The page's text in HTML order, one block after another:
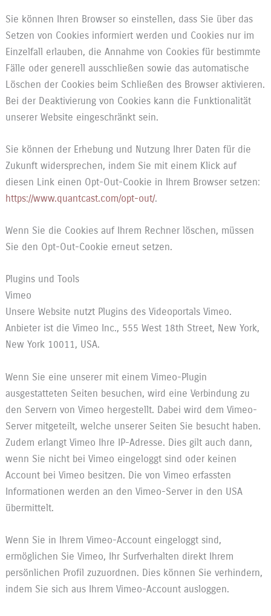
Sie können Ihren Browser so einstellen, dass Sie über das
Setzen von Cookies informiert werden und Cookies nur im
Einzelfall erlauben, die Annahme von Cookies für bestimmte
Fälle oder generell ausschließen sowie das automatische
Löschen der Cookies beim Schließen des Browser aktivieren.
Bei der Deaktivierung von Cookies kann die Funktionalität
unserer Website eingeschränkt sein.
Sie können der Erhebung und Nutzung Ihrer Daten für die
Zukunft widersprechen, indem Sie mit einem Klick auf
diesen Link einen Opt-Out-Cookie in Ihrem Browser setzen:
https://www.quantcast.com/opt-out/.
Wenn Sie die Cookies auf Ihrem Rechner löschen, müssen
Sie den Opt-Out-Cookie erneut setzen.
Plugins und Tools
Vimeo
Unsere Website nutzt Plugins des Videoportals Vimeo.
Anbieter ist die Vimeo Inc., 555 West 18th Street, New York,
New York 10011, USA.
Wenn Sie eine unserer mit einem Vimeo-Plugin
ausgestatteten Seiten besuchen, wird eine Verbindung zu
den Servern von Vimeo hergestellt. Dabei wird dem Vimeo-
Server mitgeteilt, welche unserer Seiten Sie besucht haben.
Zudem erlangt Vimeo Ihre IP-Adresse. Dies gilt auch dann,
wenn Sie nicht bei Vimeo eingeloggt sind oder keinen
Account bei Vimeo besitzen. Die von Vimeo erfassten
Informationen werden an den Vimeo-Server in den USA
übermittelt.
Wenn Sie in Ihrem Vimeo-Account eingeloggt sind,
ermöglichen Sie Vimeo, Ihr Surfverhalten direkt Ihrem
persönlichen Profil zuzuordnen. Dies können Sie verhindern,
indem Sie sich aus Ihrem Vimeo-Account ausloggen.